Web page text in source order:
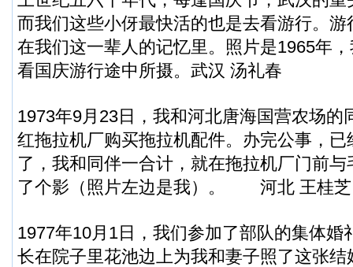
而我们这些小伢最快活的也是去看游行。
在我们这一辈人的记忆里。照片是1965年
看国庆游行途中所摄。武汉 汤礼春
1973年9月23日，我和河北唐海国营农场的
红拖拉机厂购买拖拉机配件。办完公事，
了，我和同伴一合计，就在拖拉机厂门前
了个影（照片左边是我）。 河北 王桂芝
1977年10月1日，我们参加了部队的集体婚
长在院子里花池边上为我和妻子照了这张结